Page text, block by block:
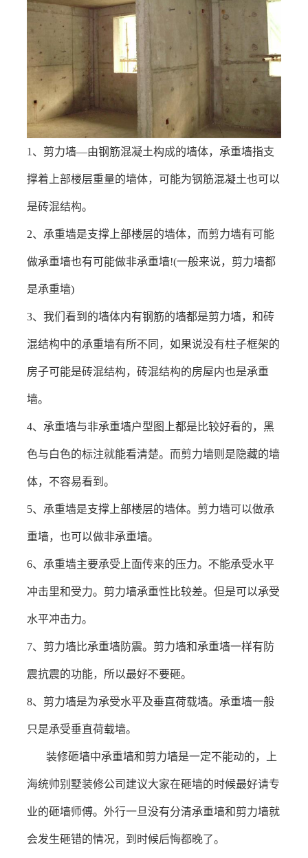
1 、剪力墙—由钢筋混凝土构成的墙体，承重墙指支
撑着上部楼层重量的墙体，可能为钢筋混凝土也可以
是砖混结构。
2、承重墙是支撑上部楼层的墙体，而剪力墙有可能
做承重墙也有可能做非承重墙!(一般来说，剪力墙都
是承重墙)
3、我们看到的墙体内有钢筋的墙都是剪力墙，和砖
混结构中的承重墙有所不同，如果说没有柱子框架的
房子可能是砖混结构，砖混结构的房屋内也是承重
墙。
4、承重墙与非承重墙户型图上都是比较好看的，黑
色与白色的标注就能看清楚。而剪力墙则是隐藏的墙
体，不容易看到。
5、承重墙是支撑上部楼层的墙体。剪力墙可以做承
重墙，也可以做非承重墙。
6、承重墙主要承受上面传来的压力。不能承受水平
冲击里和受力。剪力墙承重性比较差。但是可以承受
水平冲击力。
7、剪力墙比承重墙防震。剪力墙和承重墙一样有防
震抗震的功能，所以最好不要砸。
8、 剪力墙是为承受水平及垂直荷载墙。承重墙一般
只是承受垂直荷载墙。
装修砸墙中承重墙和剪力墙是一定不能动的， 上
海统帅别墅装修公司 建议大家在砸墙的时候最好请专
业的砸墙师傅。外行一旦没有分清承重墙和剪力墙就
会发生砸错的情况，到时候后悔都晚了。